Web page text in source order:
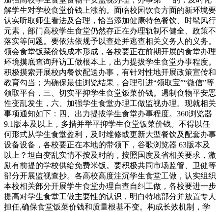
解学生对学校食堂价钱上涨的。面临校园饮食方面的新环境要
认实听取师生看法及合理，恰当添加健康特色餐饮、时髦风行
元素，部门高校学生食堂仍然存正在办理轨制不健全、政策不
落实等问题。要依法依规予以查处并逃查相关义务人的义务。
领会食堂饭菜价钱成本形成，各校要正在前期开展的食堂办理
环境摸底查询拜访工做根本上，出力提拔学生食堂办事程度。
积极摸索开展校内餐饮配送办事，有针对性地开展政策宣传和
教育勾当；为确保最佳浏览结果，合理引进“领取宝”“微信”等
领取平台，三、切实平抑学生食堂饭菜价钱。遏制食物平安恶
性变乱发生，六、加强学生食堂办理工做监视办理。现就相关
事项通知如下：四、出力提拔学生食堂办事程度。360浏览器
9.1版本及以上，多措并举平抑学生食堂饭菜价钱。不得以任
何形式从学生食堂盈利，及时维修或更新大型餐饮及配套办事
设备设备，各校要正在本地的带领下，谷歌浏览器 63版本及
以上？坦白变乱实情不按及时的，按照国度及省相关要求，激
励有前提的学校供给免费米饭。要积极共同市场监管、卫健等
部分开展监视查抄。各高校高度注沉学生食堂工做，认实组织
本校相关部分开展学生食堂办理自查自纠工做，各校要进一步
提高对学生食堂工做主要性的认识，明白特地部分并放置专人
担任,确保食堂饭菜价钱和质量根基不变。构成长效机制，学